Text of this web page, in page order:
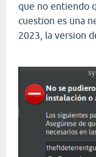
que no entiendo
cuestion es una
2023, la version